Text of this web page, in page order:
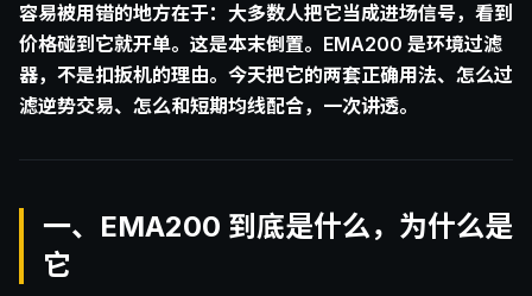
容易被用错的地方在于：大多数人把它当成进场信号，看到
价格碰到它就开单。这是本末倒置。EMA200 是环境过滤
器，不是扣扳机的理由。今天把它的两套正确用法、怎么过
滤逆势交易、怎么和短期均线配合，一次讲透。
一、EMA200 到底是什么，为什么是
它